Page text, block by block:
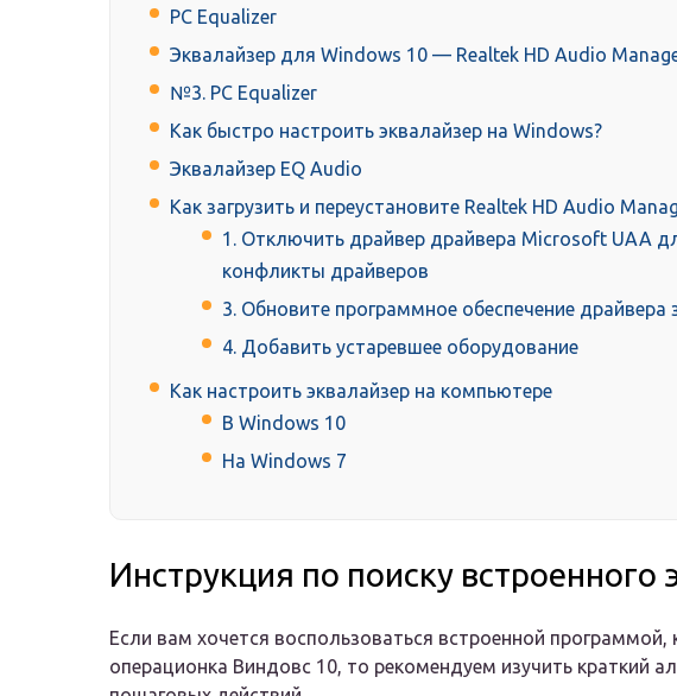
PC Equalizer
Эквалайзер для Windows 10 — Realtek HD Audio
№3. PC Equalizer
Как быстро настроить эквалайзер на Windows?
Эквалайзер EQ Audio
Как загрузить и переустановите Realtek HD Audio
1. Отключить драйвер драйвера Microsoft UAA
конфликты драйверов
3. Обновите программное обеспечение драйвера
4. Добавить устаревшее оборудование
Как настроить эквалайзер на компьютере
В Windows 10
На Windows 7
Инструкция по поиску встроенного
Если вам хочется воспользоваться встроенной
операционка Виндовс 10, то рекомендуем изучить краткий